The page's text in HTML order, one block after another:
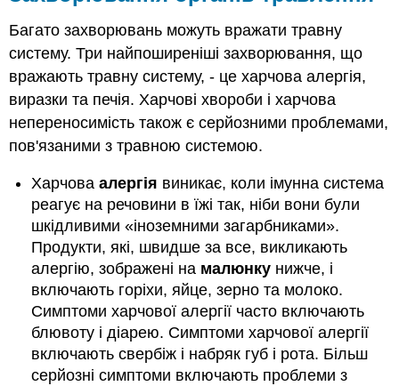
Багато захворювань можуть вражати травну
систему. Три найпоширеніші захворювання, що
вражають травну систему, - це харчова алергія,
виразки та печія. Харчові хвороби і харчова
непереносимість також є серйозними проблемами,
пов'язаними з травною системою.
Харчоваалергія виникає, коли імунна система
реагує на речовини в їжі так, ніби вони були
шкідливими «іноземними загарбниками».
Продукти, які, швидше за все, викликають
алергію, зображені на малюнку нижче, і
включають горіхи, яйце, зерно та молоко.
Симптоми харчової алергії часто включають
блювоту і діарею. Симптоми харчової алергії
включають свербіж і набряк губ і рота. Більш
серйозні симптоми включають проблеми з